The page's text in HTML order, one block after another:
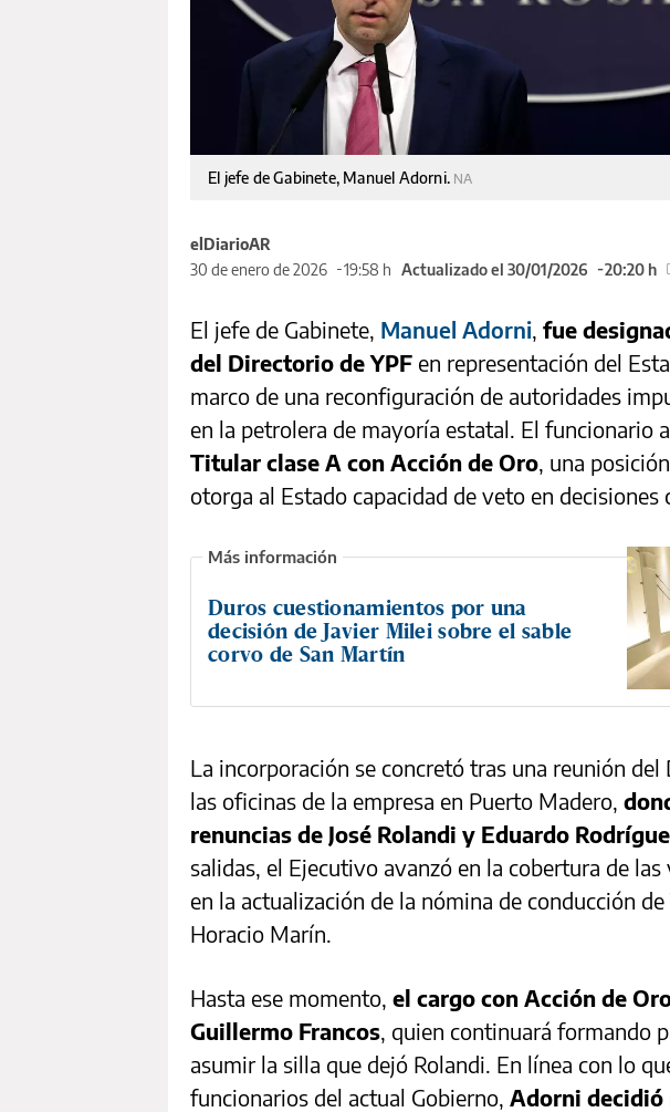
El jefe de Gabinete, Manuel Adorni. NA
elDiarioAR
30 de enero de 2026
19:58 h Actualizado el 30/01/2026 20:20 h
El jefe de Gabinete, Manuel Adorni, fue
del Directorio de YPF en representación del
marco de una reconfiguración de autoridades
en la petrolera de mayoría estatal. El funcionario
Titular clase A con Acción de Oro, una
otorga al Estado capacidad de veto en decisiones
Duros cuestionamientos por una
decisión de Javier Milei sobre el sable
corvo de San Martín
La incorporación se concretó tras una reunión del
las oficinas de la empresa en Puerto Madero,
renuncias de José Rolandi y Eduardo
salidas, el Ejecutivo avanzó en la cobertura de
en la actualización de la nómina de conducción de
Horacio Marín.
Hasta ese momento, el cargo con Acción de
Guillermo Francos, quien continuará formando
asumir la silla que dejó Rolandi. En línea con lo
funcionarios del actual Gobierno, Adorni